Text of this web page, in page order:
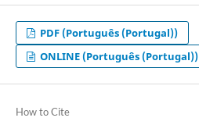
PDF (Português (Portugal))
ONLINE (Português (Portugal))
How to Cite